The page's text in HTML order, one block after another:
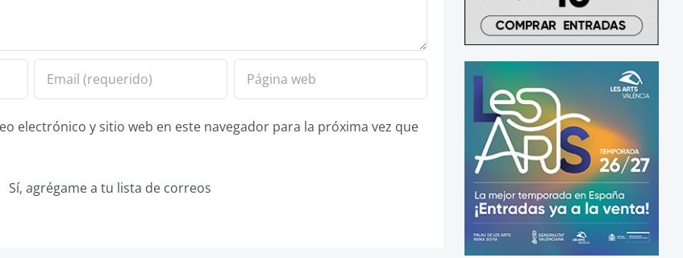
electrónico y sitio web en este navegador para la próxima vez que
Sí, agrégame a tu lista de correos